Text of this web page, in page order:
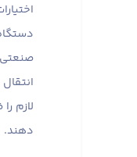
لازم
دهند.